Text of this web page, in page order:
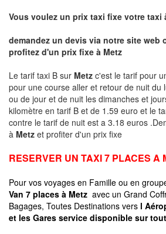
Vous voulez un prix taxi fixe votre taxi
demandez un devis via notre site web
profitez d'un prix fixe à Metz
Le tarif taxi B sur Metz c'est le tarif pour
pour une course aller et retour de nuit du
ou de jour et de nuit les dimanches et
kilomètre en tarif B et de 1.59 euro et le
contre le tarif de nuit est a 3.18 euros
à Metz et profiter d'un prix fixe
RESERVER UN TAXI 7 PLACES A
Pour vos voyages en Famille ou en
Van 7 places à Metz avec un Grand
Bagages, Toutes Destinations vers l
et les Gares service disponible sur